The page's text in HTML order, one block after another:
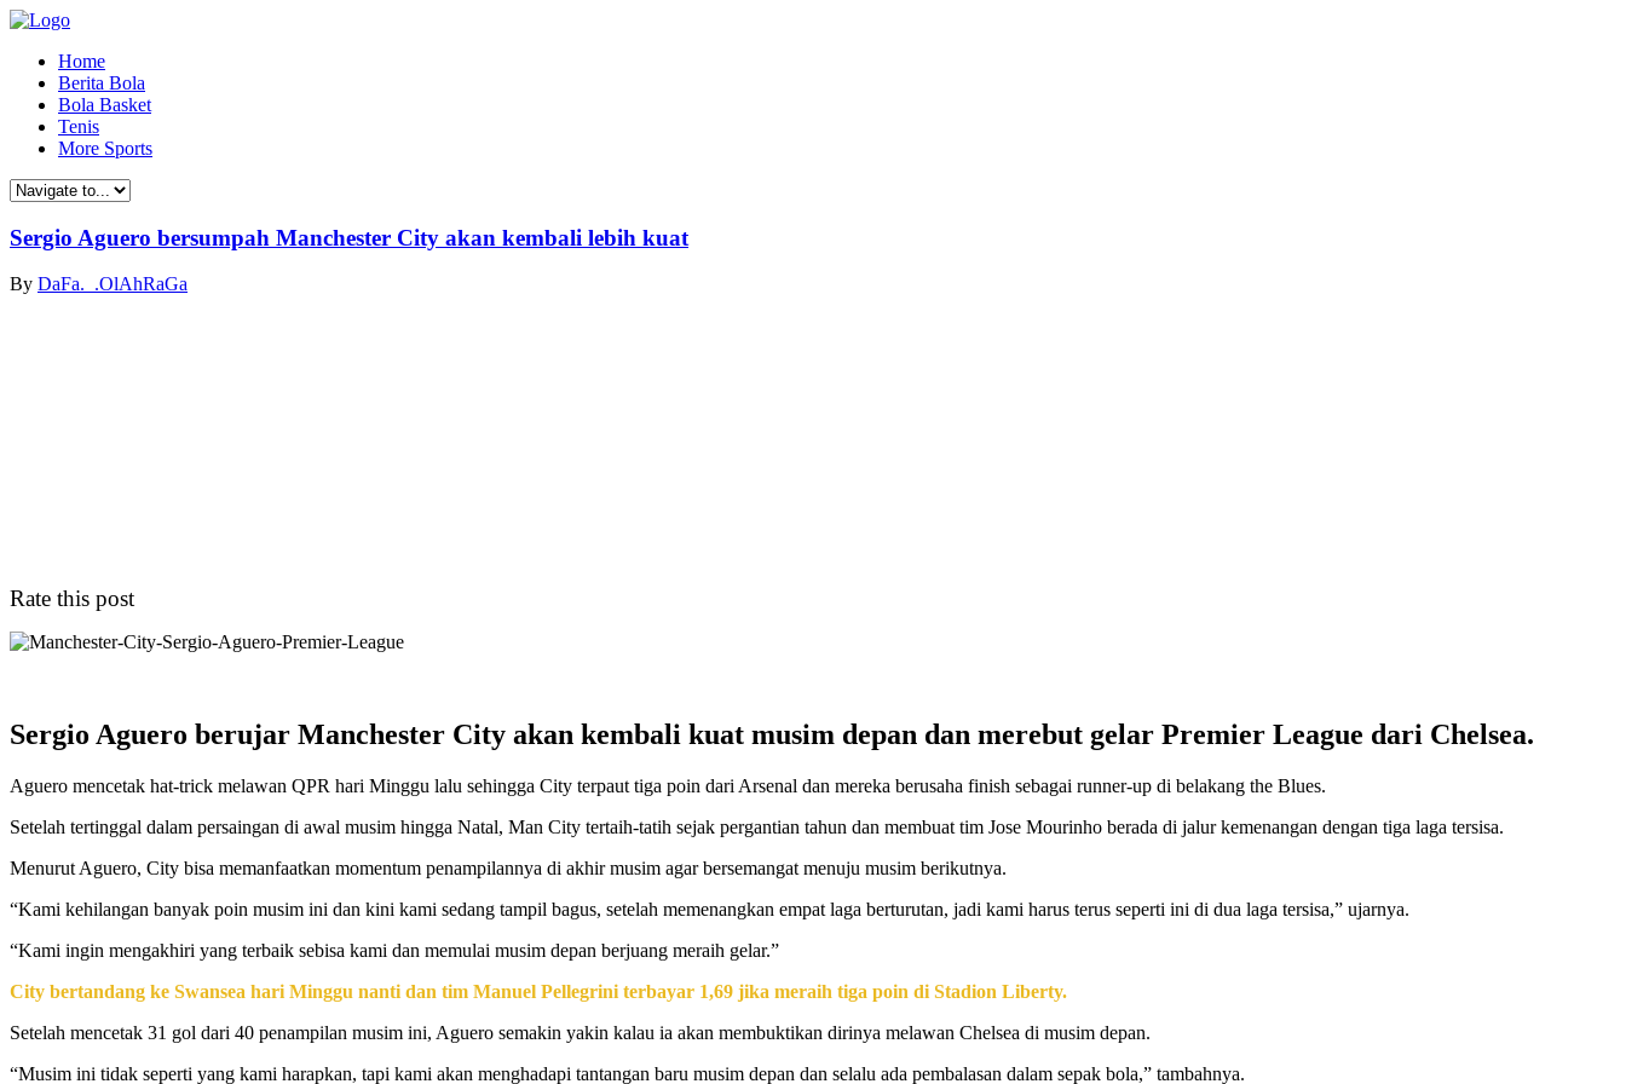
Home
Berita Bola
Bola Basket
Tenis
More Sports
Sergio Aguero bersumpah Manchester City akan kembali lebih kuat
By DaFa._.OlAhRaGa
Rate this post
Sergio Aguero berujar Manchester City akan kembali kuat musim depan dan merebut gelar Premier League dari Chelsea.
Aguero mencetak hat-trick melawan QPR hari Minggu lalu sehingga City terpaut tiga poin dari Arsenal dan mereka berusaha finish sebagai runner-up di belakang the Blues.
Setelah tertinggal dalam persaingan di awal musim hingga Natal, Man City tertaih-tatih sejak pergantian tahun dan membuat tim Jose Mourinho berada di jalur kemenangan dengan tiga laga tersisa.
Menurut Aguero, City bisa memanfaatkan momentum penampilannya di akhir musim agar bersemangat menuju musim berikutnya.
“Kami kehilangan banyak poin musim ini dan kini kami sedang tampil bagus, setelah memenangkan empat laga berturutan, jadi kami harus terus seperti ini di dua laga tersisa,” ujarnya.
“Kami ingin mengakhiri yang terbaik sebisa kami dan memulai musim depan berjuang meraih gelar.”
City bertandang ke Swansea hari Minggu nanti dan tim Manuel Pellegrini terbayar 1,69 jika meraih tiga poin di Stadion Liberty.
Setelah mencetak 31 gol dari 40 penampilan musim ini, Aguero semakin yakin kalau ia akan membuktikan dirinya melawan Chelsea di musim depan.
“Musim ini tidak seperti yang kami harapkan, tapi kami akan menghadapi tantangan baru musim depan dan selalu ada pembalasan dalam sepak bola,” tambahnya.